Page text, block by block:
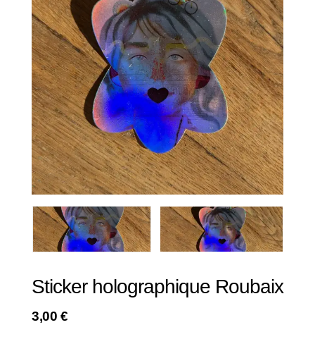
Sticker holographique Roubaix
3,00 €